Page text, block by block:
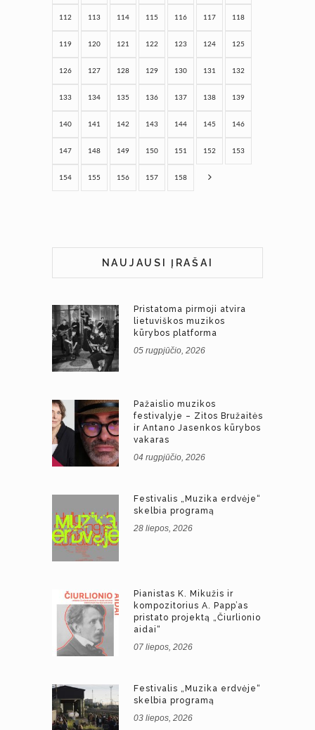
112 113 114 115 116 117 118
119 120 121 122 123 124 125
126 127 128 129 130 131 132
133 134 135 136 137 138 139
140 141 142 143 144 145 146
147 148 149 150 151 152 153
154 155 156 157 158
NAUJAUSI ĮRAŠAI
Pristatoma pirmoji atvira
lietuviškos muzikos
kūrybos platforma
05 rugpjūčio, 2026
Pažaislio muzikos
festivalyje – Zitos Bružaitės
ir Antano Jasenkos kūrybos
vakaras
04 rugpjūčio, 2026
Festivalis „Muzika erdvėje“
skelbia programą
28 liepos, 2026
Pianistas K. Mikužis ir
kompozitorius A. Papp’as
pristato projektą „Čiurlionio
aidai“
07 liepos, 2026
Festivalis „Muzika erdvėje“
skelbia programą
03 liepos, 2026